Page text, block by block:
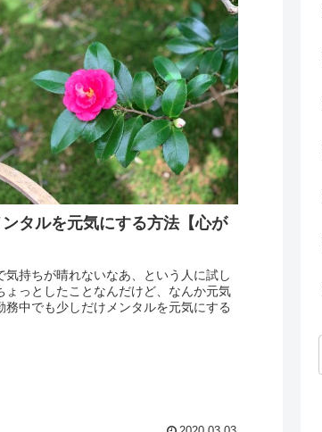
タルを元気にする方法【心が
気持ちが晴れないなあ、という人に試し
ょっとしたことなんだけど、なんか元気
務中でも少しだけメンタルを元気にする